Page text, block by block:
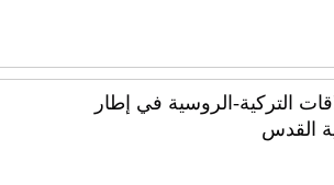
التركية-الروسية في إطار
القدس